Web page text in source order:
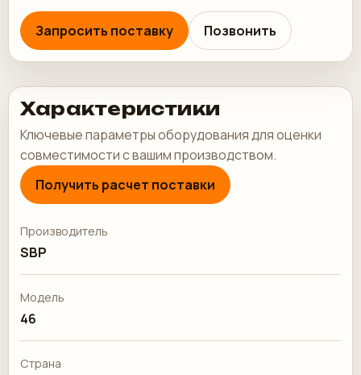
Запросить поставку Позвонить
Характеристики
Ключевые параметры оборудования для оценки
совместимости с вашим производством.
Получить расчет поставки
Производитель
SBP
Модель
46
Страна